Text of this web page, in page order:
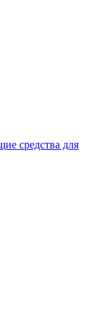
средства для